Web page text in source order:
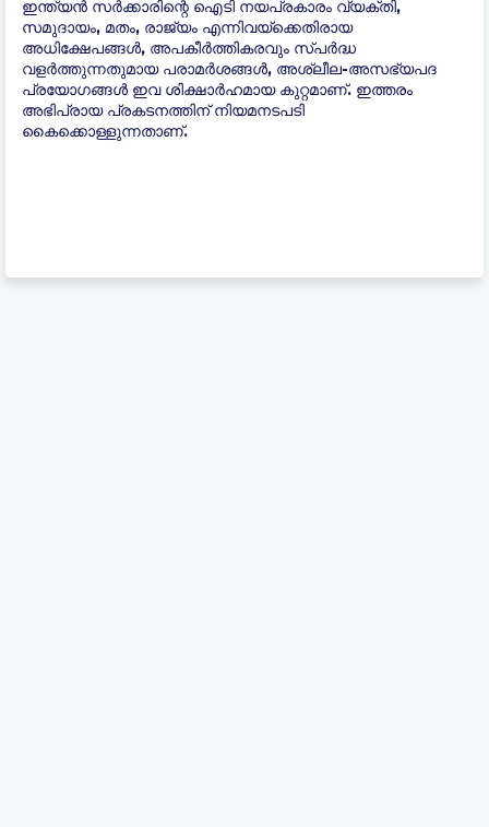
ഇന്ത്യന്‍ സർക്കാരിന്റെ ഐടി നയപ്രകാരം വ്യക്തി,
സമുദായം, മതം, രാജ്യം എന്നിവയ്ക്കെതിരായ
അധിക്ഷേപങ്ങൾ, അപകീർത്തികരവും സ്പർദ്ധ
വളർത്തുന്നതുമായ പരാമർശങ്ങൾ, അശ്ലീല-അസഭ്യപദ
പ്രയോഗങ്ങൾ ഇവ ശിക്ഷാർഹമായ കുറ്റമാണ്. ഇത്തരം
അഭിപ്രായ പ്രകടനത്തിന് നിയമനടപടി
കൈക്കൊള്ളുന്നതാണ്.